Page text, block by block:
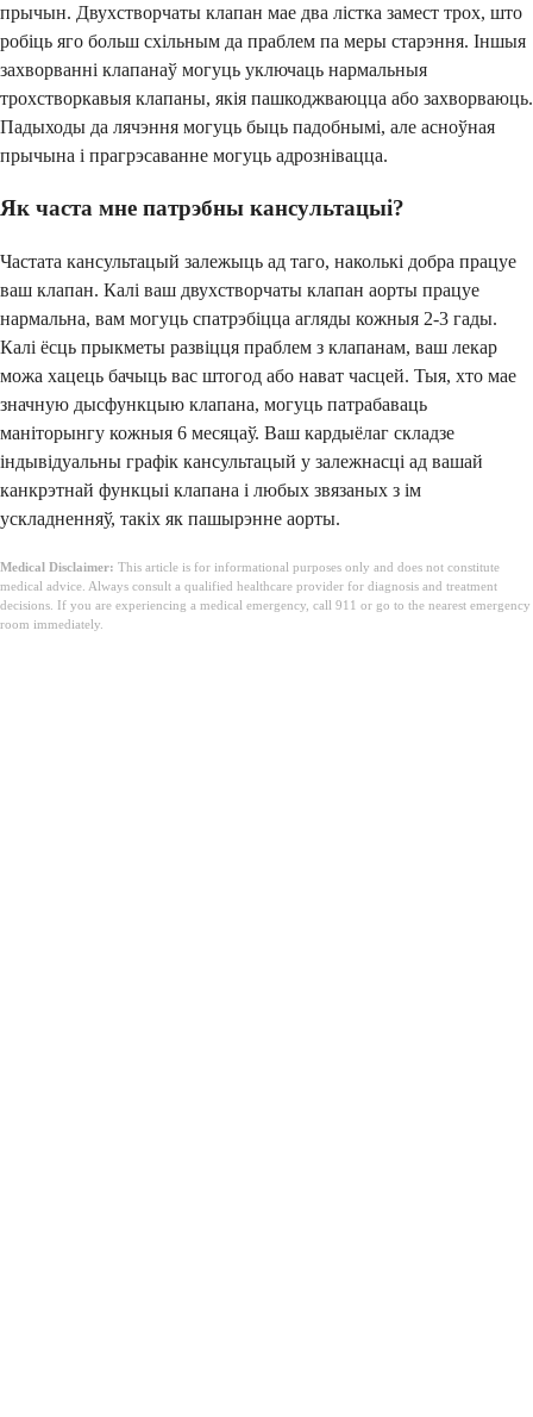
прычын. Двухстворчаты клапан мае два лістка замест трох, што
робіць яго больш схільным да праблем па меры старэння. Іншыя
захворванні клапанаў могуць уключаць нармальныя
трохстворкавыя клапаны, якія пашкоджваюцца або захворваюць.
Падыходы да лячэння могуць быць падобнымі, але асноўная
прычына і прагрэсаванне могуць адрознівацца.
Як часта мне патрэбны кансультацыі?
Частата кансультацый залежыць ад таго, наколькі добра працуе
ваш клапан. Калі ваш двухстворчаты клапан аорты працуе
нармальна, вам могуць спатрэбіцца агляды кожныя 2-3 гады.
Калі ёсць прыкметы развіцця праблем з клапанам, ваш лекар
можа хацець бачыць вас штогод або нават часцей. Тыя, хто мае
значную дысфункцыю клапана, могуць патрабаваць
маніторынгу кожныя 6 месяцаў. Ваш кардыёлаг складзе
індывідуальны графік кансультацый у залежнасці ад вашай
канкрэтнай функцыі клапана і любых звязаных з ім
ускладненняў, такіх як пашырэнне аорты.
Medical Disclaimer: This article is for informational purposes only and does not constitute
medical advice. Always consult a qualified healthcare provider for diagnosis and treatment
decisions. If you are experiencing a medical emergency, call 911 or go to the nearest emergency
room immediately.